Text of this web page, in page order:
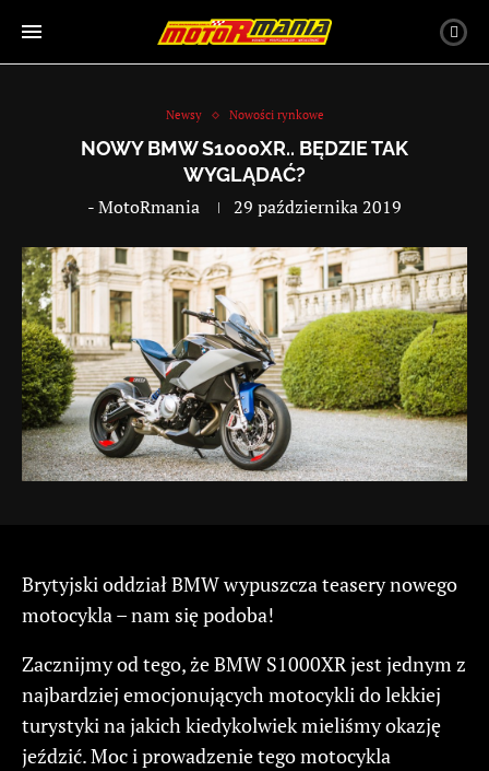
Newsy Nowości rynkowe
NOWY BMW S1000XR.. BĘDZIE TAK
WYGLĄDAĆ?
-MotoRmania 29 października 2019
Brytyjski oddział BMW wypuszcza teasery nowego
motocykla – nam się podoba!
Zacznijmy od tego, że BMW S1000XR jest jednym z
najbardziej emocjonujących motocykli do lekkiej
turystyki na jakich kiedykolwiek mieliśmy okazję
jeździć. Moc i prowadzenie tego motocykla